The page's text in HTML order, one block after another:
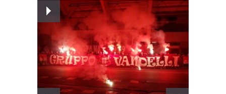
Ecco le prove
dell’incongruenza delle
due sentenze
REGGIANA 15 Aprile 2021